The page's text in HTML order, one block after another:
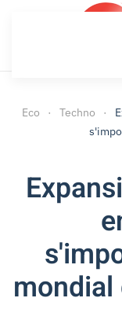
Eco Techno